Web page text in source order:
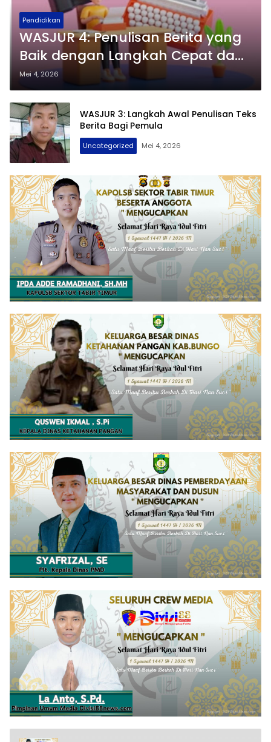
Pendidikan
WASJUR 4: Penulisan Berita yang
Baik dengan Langkah Cepat dan
Akurat
Mei 4, 2026
WASJUR 3: Langkah Awal Penulisan Teks
Berita Bagi Pemula
Uncategorized Mei 4, 2026